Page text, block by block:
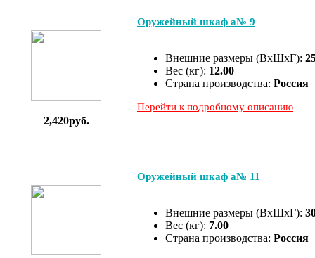
2,420руб.
Оружейный шкаф а№ 9
Внешние размеры (ВхШхГ):
Вес (кг): 12.00
Страна производства: Россия
Перейти к подробному описанию
Оружейный шкаф а№ 11
Внешние размеры (ВхШхГ):
Вес (кг): 7.00
Страна производства: Россия